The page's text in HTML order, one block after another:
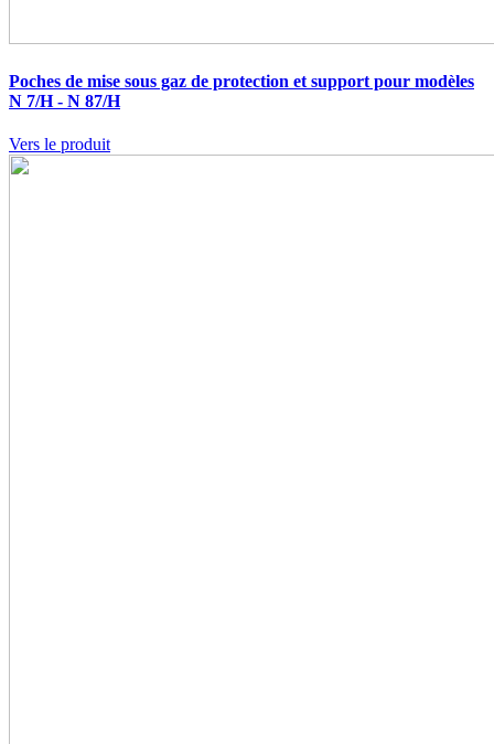
Poches de mise sous gaz de protection et support pour modèles
N 7/H - N 87/H
Vers le produit